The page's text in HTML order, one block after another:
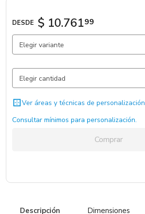
DESDE $ 10.76199
Elegir variante
Natural / Natural / Corcho
Ver áreas y técnicas de personalización
Consultar mínimos para personalización.
Comprar
Descripción Dimensiones